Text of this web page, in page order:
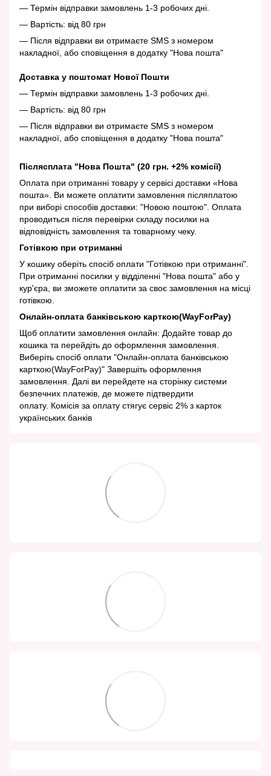
— Термін відправки замовлень 1-3 робочих дні.
— Вартість: від 80 грн
— Після відправки ви отримаєте SMS з номером
накладної, або сповіщення в додатку "Нова пошта"
Доставка у поштомат Нової Пошти
— Термін відправки замовлень 1-3 робочих дні.
— Вартість: від 80 грн
— Після відправки ви отримаєте SMS з номером
накладної, або сповіщення в додатку "Нова пошта"
Післясплата "Нова Пошта" (20 грн. +2% комісії)
Оплата при отриманні товару у сервісі доставки «Нова
пошта». Ви можете оплатити замовлення післяплатою
при виборі способів доставки: "Новою поштою". Оплата
проводиться після перевірки складу посилки на
відповідність замовлення та товарному чеку.
Готівкою при отриманні
У кошику оберіть спосіб оплати "Готівкою при отриманні".
При отриманні посилки у відділенні "Нова пошта" або у
кур'єра, ви зможете оплатити за своє замовлення на місці
готівкою.
Онлайн-оплата банківською карткою(WayForPay)
Щоб оплатити замовлення онлайн: Додайте товар до
кошика та перейдіть до оформлення замовлення.
Виберіть спосіб оплати "Онлайн-оплата банківською
карткою(WayForPay)" Завершіть оформлення
замовлення. Далі ви перейдете на сторінку системи
безпечних платежів, де можете підтвердити
оплату. Комісія за оплату стягує сервіс 2% з карток
українських банків